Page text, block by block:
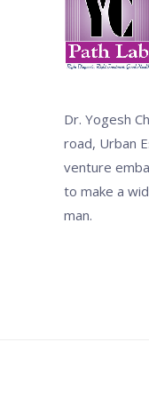
Dr. Yogesh
road, Urban
venture
to make a
man.